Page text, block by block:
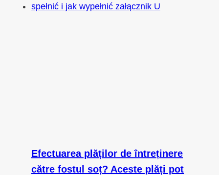
Efectuarea plăților de întreținere
către fostul soț? Aceste plăți pot